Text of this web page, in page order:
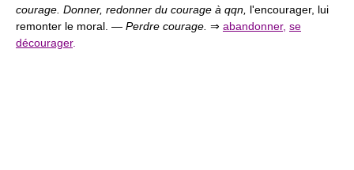
courage. Donner, redonner du courage à qqn, l'encourager, lui
remonter le moral. — Perdre courage. ⇒ abandonner, se
décourager.